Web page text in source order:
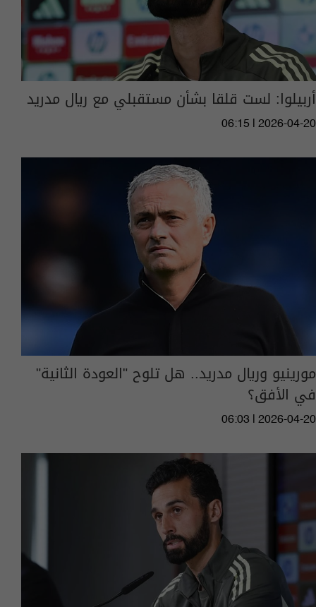
أربيلوا: لست قلقا بشأن مستقبلي مع ريال مدريد
06:15 | 2026-04-20
مورينيو وريال مدريد.. هل تلوح "العودة الثانية"
في الأفق؟
06:03 | 2026-04-20